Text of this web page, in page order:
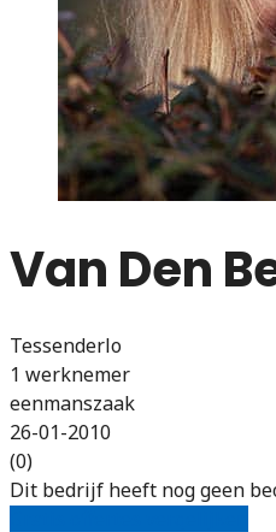
Van Den
Tessenderlo
1 werknemer
eenmanszaak
26-01-2010
(0)
Dit bedrijf heeft nog geen